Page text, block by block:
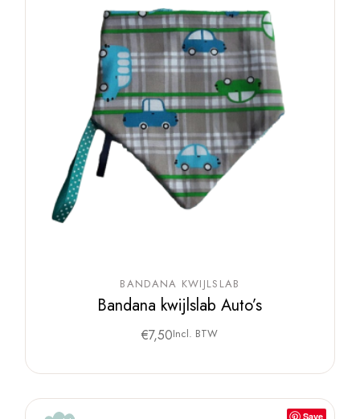
BANDANA KWIJLSLAB
Bandana kwijlslab Auto’s
€7,50Incl. BTW
Save